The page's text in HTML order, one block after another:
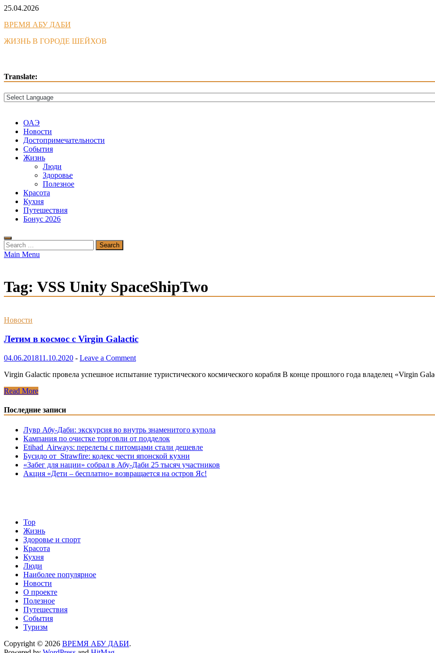
Skip
content
25.04.2026
ВРЕМЯ АБУ ДАБИ
ЖИЗНЬ В ГОРОДЕ ШЕЙХОВ
Translate:
ОАЭ
Новости
Достопримечательности
События
Жизнь
Люди
Здоровье
Полезное
Красота
Кухня
Путешествия
Бонус 2026
Search
for:
Main Menu
Tag: VSS Unity SpaceShipTwo
Новости
Летим в космос с Virgin Galactic
04.06.201811.10.2020 - Leave a Comment
Virgin Galactic провела успешное испытание туристического космического корабля В конце прошлого года владелец «Virgin
Летим
космос
с
Galactic
Read More
Последние записи
Лувр Абу-Даби: экскурсия во внутрь знаменитого купола
Кампания по очистке торговли от подделок
Etihad Airways: перелеты с питомцами стали дешевле
Бусидо от Strawfire: кодекс чести японской кухни
«Забег для нации» собрал в Абу-Даби 25 тысяч участников
Акция «Дети – бесплатно» возвращается на остров Яс!
Top
Жизнь
Здоровье и спорт
Красота
Кухня
Люди
Наиболее популярное
Новости
О проекте
Полезное
Путешествия
События
Туризм
Copyright © 2026 ВРЕМЯ АБУ ДАБИ.